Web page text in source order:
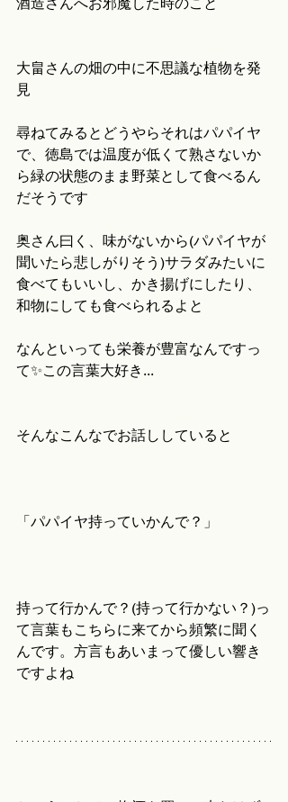
大畠さんの畑の中に不思議な植物を発
見
尋ねてみるとどうやらそれはパパイヤ
で、徳島では温度が低くて熟さないか
ら緑の状態のまま野菜として食べるん
だそうです
奥さん曰く、味がないから(パパイヤが
聞いたら悲しがりそう)サラダみたいに
食べてもいいし、かき揚げにしたり、
和物にしても食べられるよと
なんといっても栄養が豊富なんですっ
て✨この言葉大好き...
そんなこんなでお話ししていると
「パパイヤ持っていかんで？」
持って行かんで？(持って行かない？)っ
て言葉もこちらに来てから頻繁に聞く
んです。方言もあいまって優しい響き
ですよね